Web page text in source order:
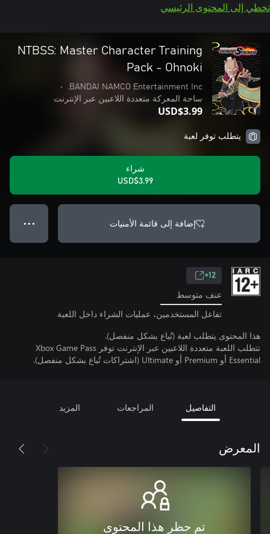
تخطي إلى المحتوى الرئيسي
NTBSS: Master Character Training
Pack - Ohnoki
BANDAI NAMCO Entertainment Inc.
•
ساحة المعركة متعددة اللاعبين عبر الإنترنت
USD$3.99
يتطلب توفر لعبة
شراء
USD$3.99
إضافة إلى قائمة الأمنيات ● ● ●
12+
عنف متوسط
تفاعل المستخدمين، عمليات الشراء داخل اللعبة
هذا المحتوى يتطلب لعبة (تُباع بشكل منفصل).
تتطلب اللعبة متعددة اللاعبين عبر الإنترنت توفر Xbox Game Pass
Essential أو Premium أو Ultimate (اشتراكات تُباع بشكل منفصل).
التفاصيل المراجعات المزيد
المعرض
تم حظر هذا المحتوى